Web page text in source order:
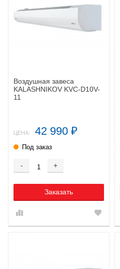
Воздушная завеса
KALASHNIKOV KVC-D10V-
11
ЦЕНА: 42 990 ₽
Под заказ
- +
Заказать